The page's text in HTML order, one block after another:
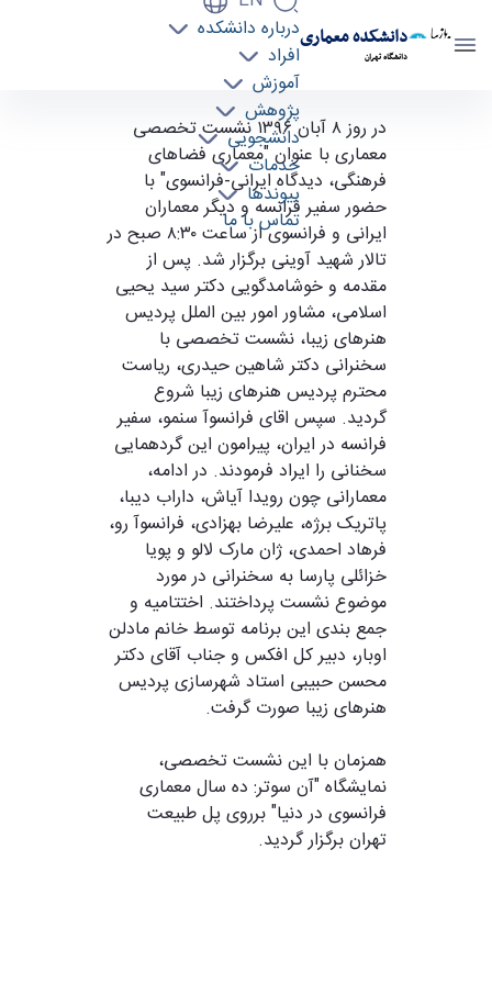
دانشکده معماری
دانشگاه تهران
درباره دانشکده
افراد
آموزش
پژوهش
دانشجویی
خدمات
پیوندها
تماس با ما
گزارش نشست تخصصی "معماری فضاهای
فرهنگی، دیدگاه ایرانی-فرانسوی" - دانشکده
در روز ۸ آبان ۱۳۹۶ نشست تخصصی
معماری با عنوان "معماری فضاهای
فرهنگی، دیدگاه ایرانی-فرانسوی" با
حضور سفیر فرانسه و دیگر معماران
ایرانی و فرانسوی از ساعت ۸:۳۰ صبح در
تالار شهید آوینی برگزار شد. پس از
مقدمه و خوشامدگویی دکتر سید یحیی
اسلامی، مشاور امور بین الملل پردیس
هنرهای زیبا، نشست تخصصی با
سخنرانی دکتر شاهین حیدری، ریاست
محترم پردیس هنرهای زیبا شروع
گردید. سپس اقای فرانسوآ سنمو، سفیر
فرانسه در ایران، پیرامون این گردهمایی
سخنانی را ایراد فرمودند. در ادامه،
معمارانی چون رویدا آیاش، داراب دیبا،
پاتریک برژه، علیرضا بهزادی، فرانسوآ رو،
فرهاد احمدی، ژان مارک لالو و پویا
خزائلی پارسا به سخنرانی در مورد
موضوع نشست پرداختند. اختتامیه و
جمع بندی این برنامه توسط خانم مادلن
اوبار، دبیر کل افکس و جناب آقای دکتر
محسن حبیبی استاد شهرسازی پردیس
هنرهای زیبا صورت گرفت.
همزمان با این نشست تخصصی،
نمایشگاه "آن سوتر: ده سال معماری
فرانسوی در دنیا" برروی پل طبیعت
تهران برگزار گردید.